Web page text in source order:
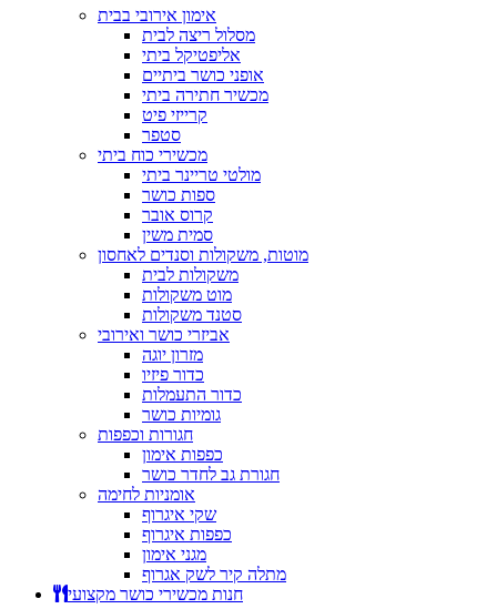
אימון אירובי בבית
מסלול ריצה לבית
אליפטיקל ביתי
אופני כושר ביתיים
מכשיר חתירה ביתי
קרייזי פיט
סטפר
מכשירי כוח ביתי
מולטי טריינר ביתי
ספות כושר
קרוס אובר
סמית משין
מוטות, משקולות וסנדים לאחסון
משקולות לבית
מוט משקולות
סטנד משקולות
אביזרי כושר ואירובי
מזרון יוגה
כדור פיזיו
כדור התעמלות
גומיות כושר
חגורות וכפפות
כפפות אימון
חגורת גב לחדר כושר
אומניות לחימה
שקי איגרוף
כפפות איגרוף
מגני אימון
מתלה קיר לשק אגרוף
חנות מכשירי כושר מקצועי